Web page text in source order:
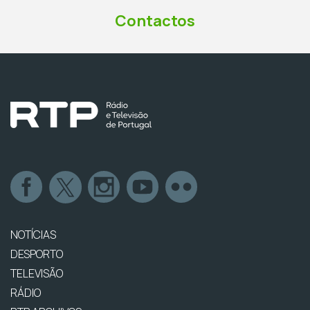
Contactos
NOTÍCIAS
DESPORTO
TELEVISÃO
RÁDIO